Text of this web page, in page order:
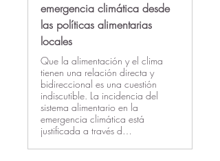
emergencia climática desde
las políticas alimentarias
locales
Que la alimentación y el clima
tienen una relación directa y
bidireccional es una cuestión
indiscutible. La incidencia del
sistema alimentario en la
emergencia climática está
justificada a través d…